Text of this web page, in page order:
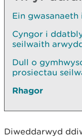
Ein
Cyngor i
seilwaith
Dull o
prosiectau
Rhagor
Diweddarwyd